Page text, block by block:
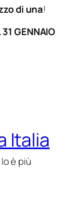
di una!
31 GENNAIO
Italia
è più